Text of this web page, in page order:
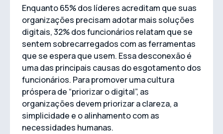
Enquanto 65% dos líderes acreditam que suas
organizações precisam adotar mais soluções
digitais, 32% dos funcionários relatam que se
sentem sobrecarregados com as ferramentas
que se espera que usem. Essa desconexão é
uma das principais causas do esgotamento dos
funcionários. Para promover uma cultura
próspera de “priorizar o digital”, as
organizações devem priorizar a clareza, a
simplicidade e o alinhamento com as
necessidades humanas.